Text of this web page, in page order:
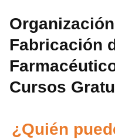
Fabricación
Cursos
¿Quién